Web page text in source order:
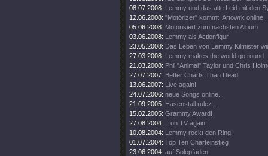
08.07.2008: Lemmy und das alte Leid mit den
12.06.2008: "Motörizer" kommt. Artowrk online.
05.06.2008: Motorisiert zum nächsten Album
03.06.2008: Lemmy als Actionfigur
23.05.2008: Das Leben von Lemmy Kilmister
27.03.2008: Lemmy makes the world go
21.03.2008: Phil "Animal" Taylor und Chris
27.07.2007: Better Charts Than Dead
13.06.2007: Live again!
24.07.2006: neue Songs online...
21.09.2005: Hasenstall rulez ...
15.02.2005: Grammy Award!
27.08.2004:
...on TV again!
10.08.2004: Lemmy rockt den Ring!
01.07.2004: Top Ten Charteinstieg
23.06.2004: auf Solopfaden